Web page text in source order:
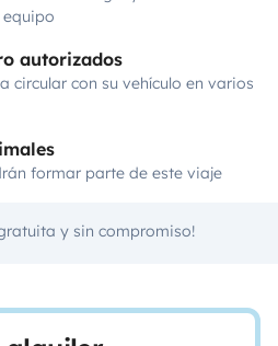
autorizados
circular con su vehículo en varios
formar parte de este viaje
y sin compromiso!